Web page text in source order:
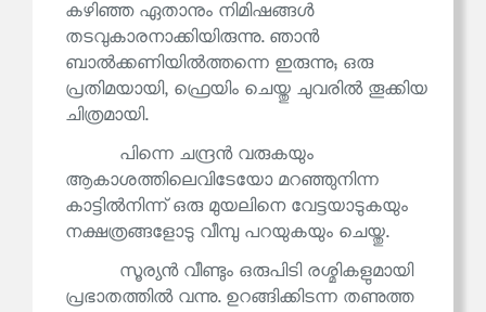
കഴിഞ്ഞ ഏതാനും നിമിഷങ്ങൾ
തടവുകാരനാക്കിയിരുന്നു. ഞാൻ
ബാൽക്കണിയിൽത്തന്നെ ഇരുന്നു; ഒരു
പ്രതിമയായി, ഫ്രെയിം ചെയ്തു ചുവരിൽ തൂക്കിയ
ചിത്രമായി.
പിന്നെ ചന്ദ്രൻ വരുകയും
ആകാശത്തിലെവിടേയോ മറഞ്ഞുനിന്ന
കാട്ടിൽനിന്ന് ഒരു മുയലിനെ വേട്ടയാടുകയും
നക്ഷത്രങ്ങളോടു വീമ്പു പറയുകയും ചെയ്തു.
സൂര്യൻ വീണ്ടും ഒരുപിടി രശ്മികളുമായി
പ്രഭാതത്തിൽ വന്നു. ഉറങ്ങിക്കിടന്ന തണുത്ത